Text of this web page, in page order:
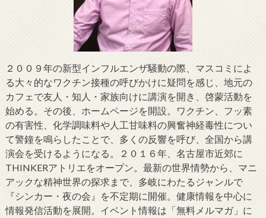
２００９年の新型インフルエンザ騒動の際、マスコミによ
る大々的なワクチン接種の呼びかけに疑問を感じ、地元の
カフェで友人・知人・家族向けに講演を開き、啓蒙活動を
始める。その後、ホームページを開設。ワクチン、フッ素
の有害性、化学調味料や人工甘味料の興奮神経毒性につい
て警鐘を鳴らしたことで、多くの反響を呼び、全国から講
演会を受けるようになる。２０１６年、名古屋市近郊に
THINKERアトリエをオープン。最新の世界情勢から、マニ
アックな精神世界の探求まで、多岐にわたるジャンルで
『シンカー・夜の会』を不定期に開催。健康情報を中心に
情報発信活動を展開。イベント情報は「無料メルマガ」に